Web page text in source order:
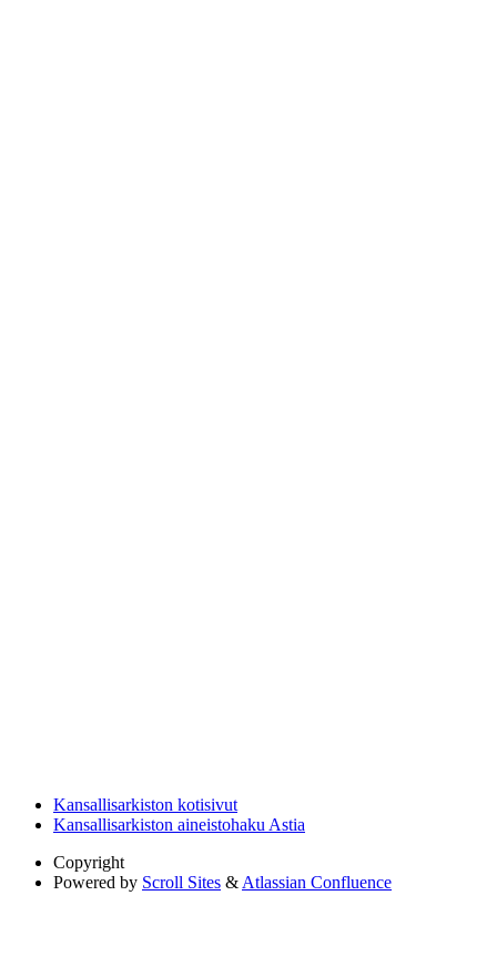
Kansallisarkiston kotisivut
Kansallisarkiston aineistohaku Astia
Copyright
Powered by Scroll Sites & Atlassian Confluence